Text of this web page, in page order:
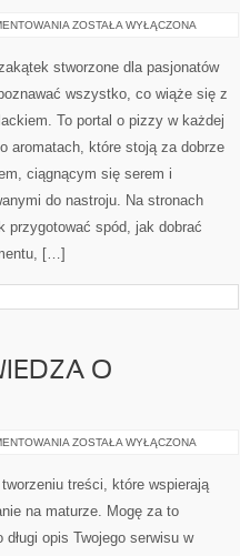
PYTANIA
ZOSTAŁA WYŁĄCZONA
stworzone dla pasjonatów
wszystko, co wiąże się z
To portal o pizzy w każdej
aromatach, które stoją za dobrze
ciągnącym się serem i
do nastroju. Na stronach
przygotować spód, jak dobrać
[…]
O
EGZAMIN
WIEDZA
O
ZOSTAŁA WYŁĄCZONA
treści, które wspierają
na maturze. Mogę za to
opis Twojego serwisu w